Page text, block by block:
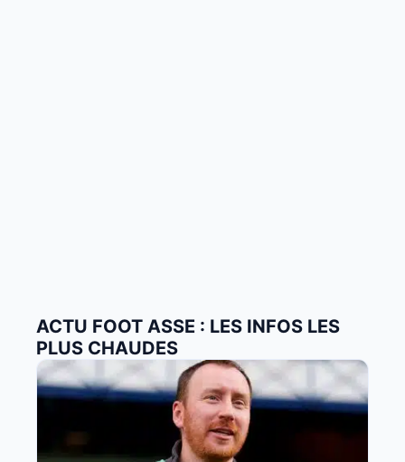
ACTU FOOT ASSE : LES INFOS LES
PLUS CHAUDES